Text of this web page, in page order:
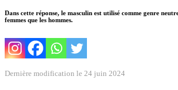
Dans cette réponse, le masculin est utilisé comme genre
femmes que les hommes.
Dernière modification le 24 juin 2024